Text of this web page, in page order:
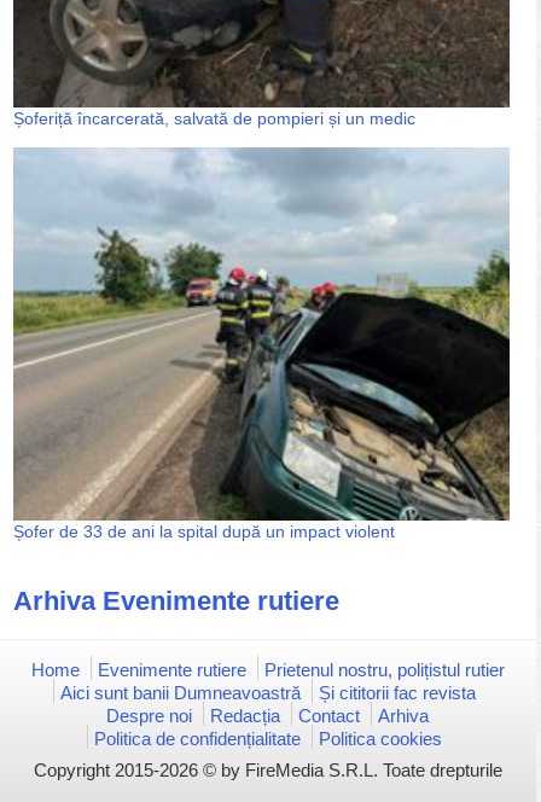
Șoferiță încarcerată, salvată de pompieri și un medic
Șofer de 33 de ani la spital după un impact violent
Arhiva Evenimente rutiere
Home Evenimente rutiere
Prietenul nostru, polițistul rutier
Aici sunt banii Dumneavoastră
Și cititorii fac revista
Despre noi
Redacția Contact
Arhiva
Politica de confidențialitate
Politica cookies
Copyright 2015-2026 © by FireMedia S.R.L. Toate drepturile